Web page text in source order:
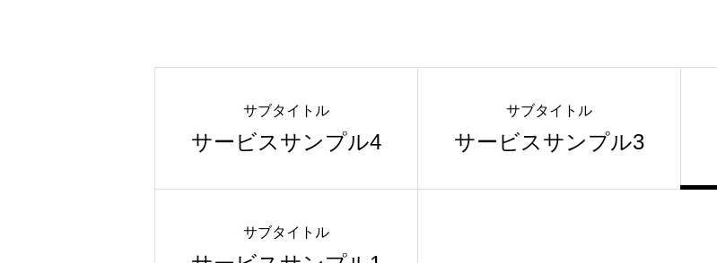
サブタイトル
サービスサンプル4
サブタイトル
サービスサンプル3
サブタイトル